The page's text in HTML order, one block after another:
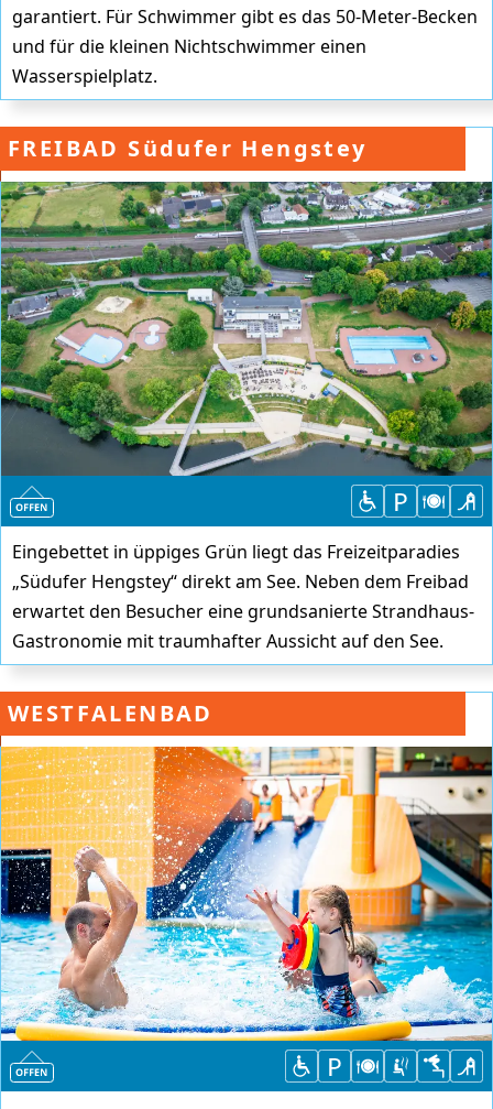
garantiert. Für Schwimmer gibt es das 50-Meter-Becken
und für die kleinen Nichtschwimmer einen
Wasserspielplatz.
FREIBAD Südufer Hengstey
Eingebettet in üppiges Grün liegt das Freizeitparadies
„Südufer Hengstey“ direkt am See. Neben dem Freibad
erwartet den Besucher eine grundsanierte Strandhaus-
Gastronomie mit traumhafter Aussicht auf den See.
WESTFALENBAD